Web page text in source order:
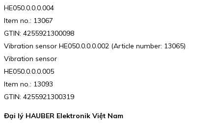
HE050.0.0.0.004
Item no.: 13067
GTIN: 4255921300098
Vibration sensor HE050.0.0.0.002 (Article number: 13065)
Vibration sensor
HE050.0.0.0.005
Item no.: 13093
GTIN: 4255921300319
Đại lý HAUBER Elektronik Việt Nam